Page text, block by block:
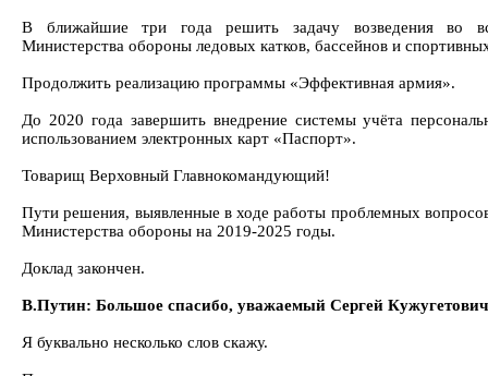
В ближайшие три года решить задачу возведения во
Министерства обороны ледовых катков, бассейнов и
Продолжить реализацию программы «Эффективная армия».
До 2020 года завершить внедрение системы учёта
использованием электронных карт «Паспорт».
Товарищ Верховный Главнокомандующий!
Пути решения, выявленные в ходе работы проблемных
Министерства обороны на 2019-2025 годы.
Доклад закончен.
В.Путин: Большое спасибо, уважаемый Сергей
Я буквально несколько слов скажу.